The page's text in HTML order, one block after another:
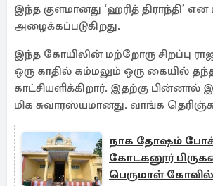
இந்த குளமானது ‘ஹரித் திராந்தி’
அழைக்கப்படுகிறது.
இந்த கோயிலின் மற்றோரு சிறப்பு
ஒரு காதில் கம்மலும் ஒரு கையில்
காட்சியளிக்கிறார். இதற்கு பின்னால்
மிக சுவாரஸ்யமானது. வாங்க
நாக தோஷம்
கோடகனூர்
பெருமாள் கோவில்